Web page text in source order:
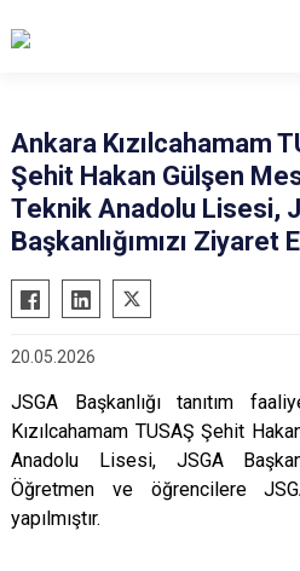
Ankara Kızılcahamam
Şehit Hakan Gülşen
Teknik Anadolu Lisesi,
Başkanlığımızı Ziyaret
20.05.2026
JSGA Başkanlığı tanıtım
Kızılcahamam TUSAŞ Şehit
Anadolu Lisesi, JSGA
Öğretmen ve öğrencilere
yapılmıştır.